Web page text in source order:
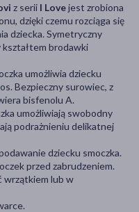
z serii I Lovejest zrobiona
dzięki czemu rozciąga się
dziecka. Symetryczny
brodawki
umożliwia dziecku
Bezpieczny surowiec, z
bisfenolu A.
umożliwiają swobodny
podrażnieniu delikatnej
dziecku smoczka.
przed zabrudzeniem.
wrzątkiem lub w